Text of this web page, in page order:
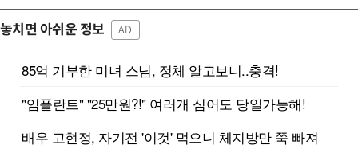
놓치면 아쉬운 정보 AD